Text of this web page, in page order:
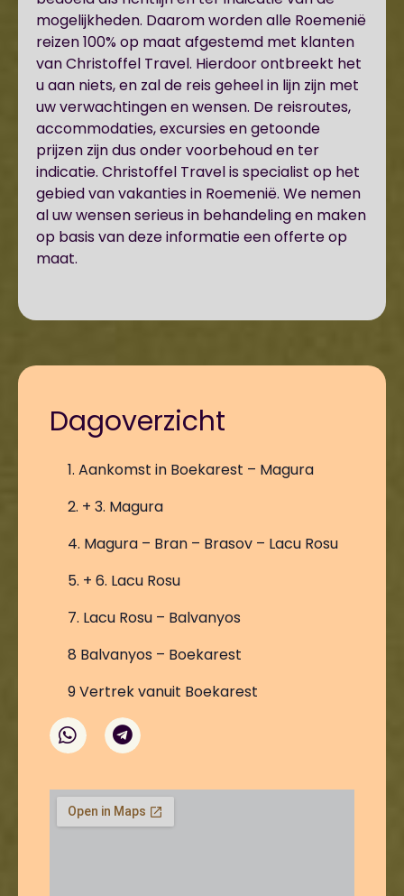
mogelijkheden. Daarom worden alle Roemenië
reizen 100% op maat afgestemd met klanten
van Christoffel Travel. Hierdoor ontbreekt het
u aan niets, en zal de reis geheel in lijn zijn met
uw verwachtingen en wensen. De reisroutes,
accommodaties, excursies en getoonde
prijzen zijn dus onder voorbehoud en ter
indicatie. Christoffel Travel is specialist op het
gebied van vakanties in Roemenië. We nemen
al uw wensen serieus in behandeling en maken
op basis van deze informatie een offerte op
maat.
Dagoverzicht
1. Aankomst in Boekarest – Magura
2. + 3. Magura
4. Magura – Bran – Brasov – Lacu Rosu
5. + 6. Lacu Rosu
7. Lacu Rosu – Balvanyos
8 Balvanyos – Boekarest
9 Vertrek vanuit Boekarest